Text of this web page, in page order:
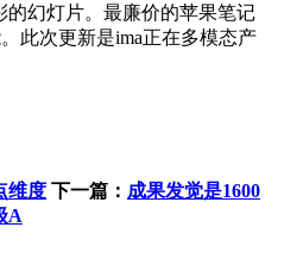
的幻灯片。最廉价的苹果笔记
此次更新是ima正在多模态产
维度 下一篇： 成果发觉是1600
A